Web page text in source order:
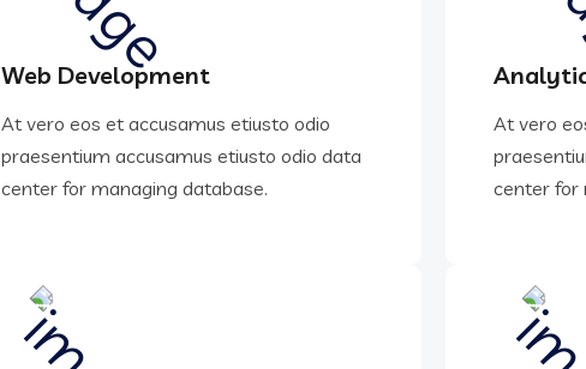
Web Development
At vero eos et accusamus etiusto odio
praesentium accusamus etiusto odio data
center for managing database.
At vero
center for